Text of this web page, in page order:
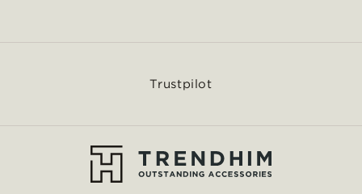
Trustpilot